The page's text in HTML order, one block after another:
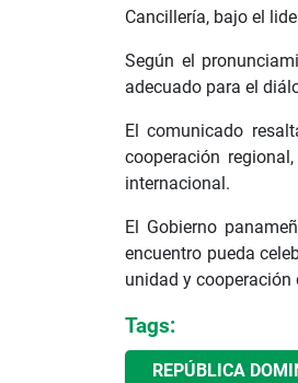
Cancillería, bajo el
Según el
adecuado para el
El comunicado
cooperación
internacional.
El Gobierno
encuentro pueda
unidad y cooperación
Tags:
REPÚBLICA